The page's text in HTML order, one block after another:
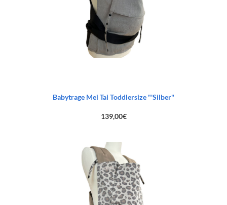
Babytrage Mei Tai Toddlersize "'Silber"
139,00€